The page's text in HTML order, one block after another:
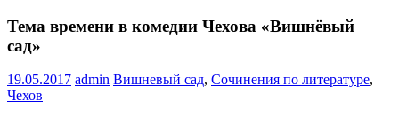
Тема времени в комедии Чехова «Вишнёвый
сад»
19.05.2017 admin Вишневый сад, Сочинения по литературе,
Чехов